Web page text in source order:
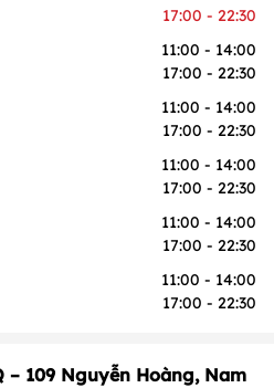
17:00 - 22:30
11:00 - 14:00
17:00 - 22:30
11:00 - 14:00
17:00 - 22:30
11:00 - 14:00
17:00 - 22:30
11:00 - 14:00
17:00 - 22:30
11:00 - 14:00
17:00 - 22:30
– 109 Nguyễn Hoàng, Nam